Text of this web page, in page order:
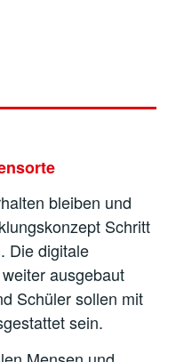
bleiben und
Schritt
Die digitale
ausgebaut
Schüler sollen mit
sein.